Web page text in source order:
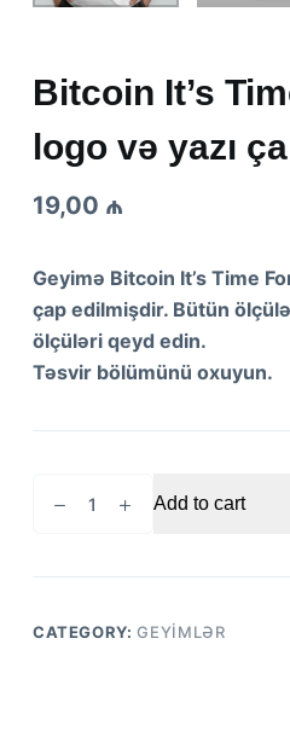
Bitcoin It’s
logo və yazı
19,00 ₼
Geyimə Bitcoin It’s Time
çap edilmişdir. Bütün
ölçüləri qeyd edin.
Təsvir bölümünü oxuyun.
For
logo
Add to cart
CATEGORY:GEYIMLƏR